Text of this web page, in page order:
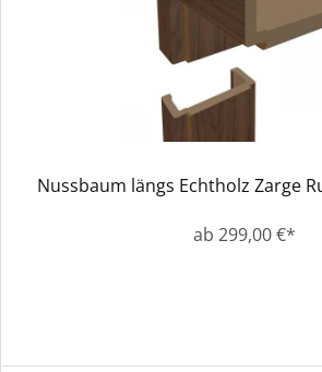
Nussbaum längs Echtholz Zarge
ab 299,00 €*